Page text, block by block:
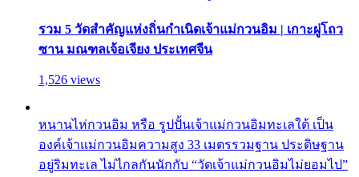
รวม 5 วัดสำคัญแห่งถิ่นกำเนิดเจ้าแม่กวนอิม | เกาะผู่โถว
ซาน มณฑลเจ้อเจียง ประเทศจีน
1,526 views
หนานไห่กวนอิม หรือ รูปปั้นเจ้าแม่กวนอิมทะเลใต้ เป็น
องค์เจ้าแม่กวนอิมความสูง 33 เมตรรวมฐาน ประดิษฐาน
อยู่ริมทะเล ไม่ไกลกันนักกับ “วัดเจ้าแม่กวนอิมไม่ยอมไป”